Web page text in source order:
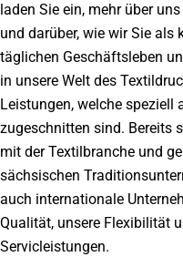
laden Sie ein, mehr über
und darüber, wie wir Sie als
täglichen Geschäftsleben
in unsere Welt des
Leistungen, welche speziell
zugeschnitten sind. Bereits
mit der Textilbranche und
sächsischen
auch internationale
Qualität, unsere Flexibilität
Servicleistungen.